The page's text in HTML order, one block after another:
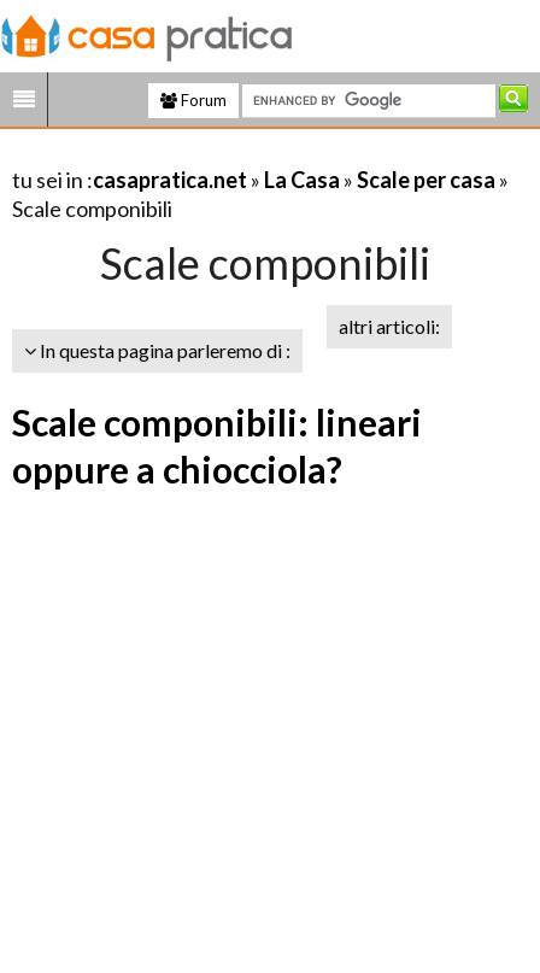
Forum
tu sei in :casapratica.net » La Casa »Scale per casa »
Scale componibili
Scale componibili
In questa pagina parleremo di :
altri articoli:
Scale componibili: lineari
oppure a chiocciola?